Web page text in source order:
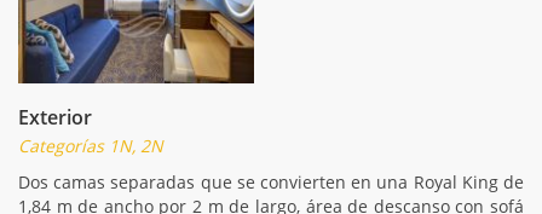
Exterior
Categorías 1N, 2N
Dos camas separadas que se convierten en una Royal King de
1,84 m de ancho por 2 m de largo, área de descanso con sofá